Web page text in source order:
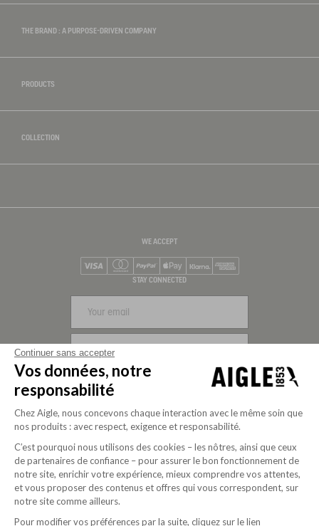
THE BRAND : A PURPOSE-DRIVEN COMPANY
PRODUCTS
COLLECTION
WE ACCEPT
Mastercard
PayPalApple Pay
STAY CONNECTED
Continuer sans accepter
Vos données, notre
responsabilité
Chez Aigle, nous concevons chaque interaction avec le même soin que
nos produits : avec respect, exigence et responsabilité.
C’est pourquoi nous utilisons des cookies – les nôtres, ainsi que ceux
de partenaires de confiance – pour assurer le bon fonctionnement de
notre site, enrichir votre expérience, mieux comprendre vos attentes,
et vous proposer des contenus et offres qui vous correspondent, sur
notre site comme ailleurs.
Pour modifier vos préférences par la suite, cliquez sur le lien